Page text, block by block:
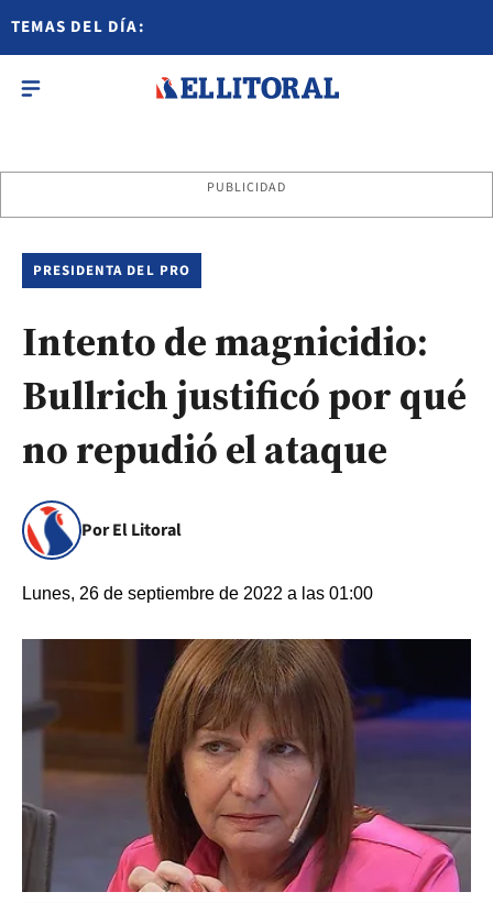
TEMAS DEL DÍA:
PUBLICIDAD
PRESIDENTA DEL PRO
Intento de magnicidio:
Bullrich justificó por qué
no repudió el ataque
Por El Litoral
Lunes, 26 de septiembre de 2022 a las 01:00